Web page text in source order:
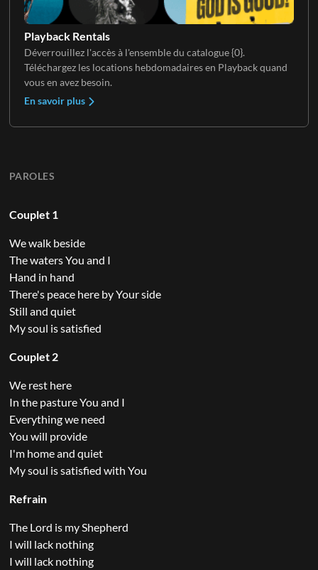
Playback Rentals
Déverrouillez l'accès à l'ensemble du catalogue {0}.
Téléchargez les locations hebdomadaires en Playback quand
vous en avez besoin.
En savoir plus
PAROLES
Couplet 1
We walk beside
The waters You and I
Hand in hand
There's peace here by Your side
Still and quiet
My soul is satisfied
Couplet 2
We rest here
In the pasture You and I
Everything we need
You will provide
I'm home and quiet
My soul is satisfied with You
Refrain
The Lord is my Shepherd
I will lack nothing
I will lack nothing